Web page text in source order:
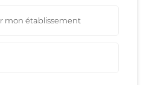
mon établissement